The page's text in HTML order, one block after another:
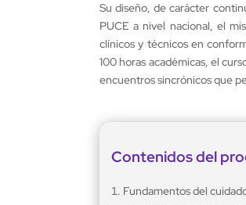
Su diseño, de carácter
PUCE a nivel nacional, el
clínicos y técnicos en
100 horas académicas, el
encuentros sincrónicos que
Contenidos del
Fundamentos del